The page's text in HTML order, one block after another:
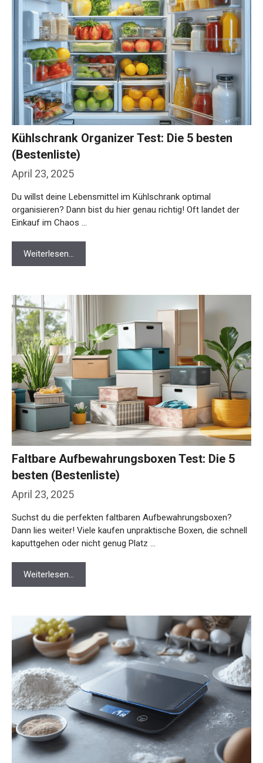
April 23, 2025
Kühlschrank Organizer Test: Die 5 besten
(Bestenliste)
Du willst deine Lebensmittel im Kühlschrank optimal
organisieren? Dann bist du hier genau richtig! Oft landet der
Einkauf im Chaos …
Weiterlesen…
April 23, 2025
Faltbare Aufbewahrungsboxen Test: Die 5
besten (Bestenliste)
Suchst du die perfekten faltbaren Aufbewahrungsboxen?
Dann lies weiter! Viele kaufen unpraktische Boxen, die schnell
kaputtgehen oder nicht genug Platz …
Weiterlesen…